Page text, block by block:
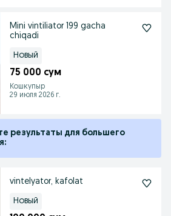
Mini vintiliator 199 gacha
chiqadi
Новый
75 000 сум
Кошкупыр
29 июля 2026 г.
результаты для большего
vintelyator, kafolat
Новый